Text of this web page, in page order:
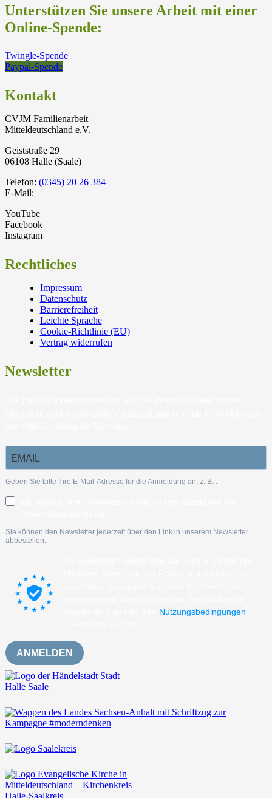
Unterstützen Sie unsere Arbeit mit einer
Online-Spende:
Twingle-Spende
Paypal-Spende
Kontakt
CVJM Familienarbeit
Mitteldeutschland e.V.
Geiststraße 29
06108 Halle (Saale)
Telefon: (0345) 20 26 384
E-Mail:
YouTube
Facebook
Instagram
Rechtliches
Impressum
Datenschutz
Barrierefreiheit
Leichte Sprache
Cookie-Richtlinie (EU)
Vertrag widerrufen
Newsletter
Geben Sie bitte Ihre E-Mail-Adresse für die Anmeldung an, z. B. .
Sie können den Newsletter jederzeit über den Link in unserem Newsletter
abbestellen.
Nutzungsbedingungen
ANMELDEN